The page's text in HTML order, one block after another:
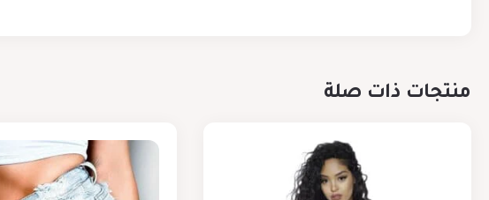
منتجات ذات صلة